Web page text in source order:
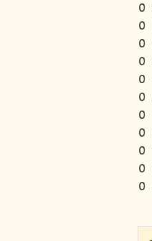
0
0
0
0
0
0
0
0
0
0
0